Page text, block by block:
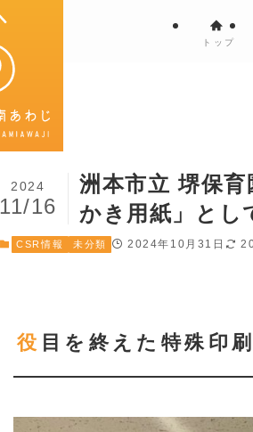
トップ
洲本市立 堺保
かき用紙」とし
2024
11/16
CSR情報 未分類 2024年10月31日
役目を終えた特殊